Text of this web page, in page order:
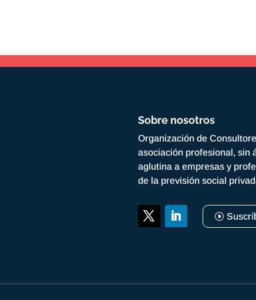
Sobre nosotros
Organización de
asociación profesional, sin
aglutina a empresas y
de la previsión social